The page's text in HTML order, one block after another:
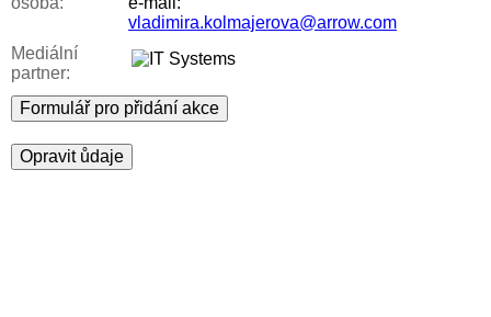
vladimira.kolmajerova@arrow.com
Mediální
partner:
Formulář pro přidání akce
Opravit ůdaje